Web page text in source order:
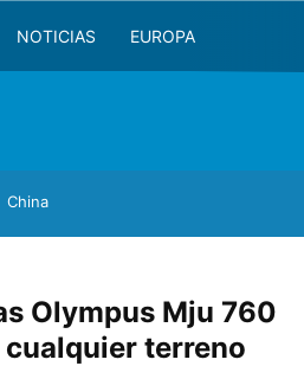
NOTICIAS EUROPA
China
Olympus Mju 760
terreno